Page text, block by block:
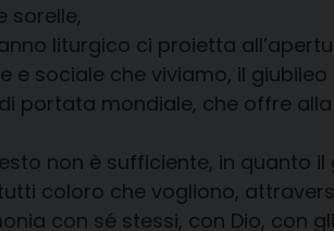
sorelle,
liturgico ci proietta
e sociale che viviamo, il
portata mondiale, che offre
non è sufficiente, in quanto
coloro che vogliono,
con sé stessi, con Dio, con